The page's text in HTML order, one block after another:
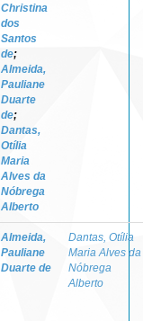
Christina
dos
Santos
de;
Almeida,
Pauliane
Duarte
de;
Dantas,
Otília
Maria
Alves da
Nóbrega
Alberto
Almeida,
Pauliane
Duarte de
Dantas, Otília
Maria Alves da
Nóbrega
Alberto